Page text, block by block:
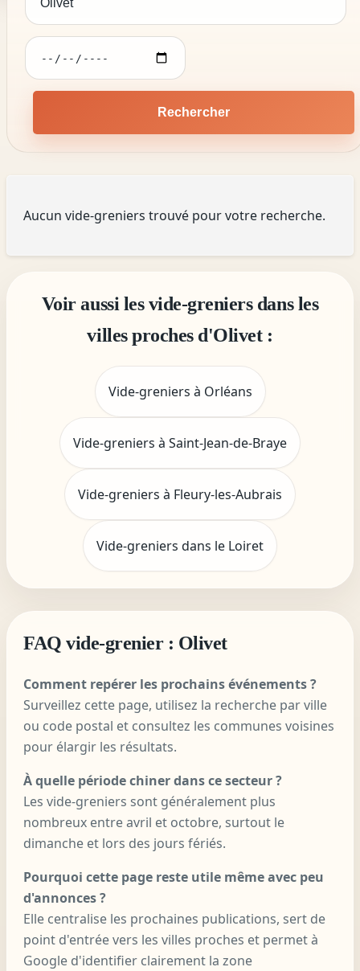
Rechercher
Aucun vide-greniers trouvé pour votre recherche.
Voir aussi les vide-greniers dans les
villes proches d'Olivet :
Vide-greniers à Orléans
Vide-greniers à Saint-Jean-de-Braye
Vide-greniers à Fleury-les-Aubrais
Vide-greniers dans le Loiret
FAQ vide-grenier : Olivet
Comment repérer les prochains événements ?
Surveillez cette page, utilisez la recherche par ville
ou code postal et consultez les communes voisines
pour élargir les résultats.
À quelle période chiner dans ce secteur ?
Les vide-greniers sont généralement plus
nombreux entre avril et octobre, surtout le
dimanche et lors des jours fériés.
Pourquoi cette page reste utile même avec peu
d'annonces ?
Elle centralise les prochaines publications, sert de
point d'entrée vers les villes proches et permet à
Google d'identifier clairement la zone